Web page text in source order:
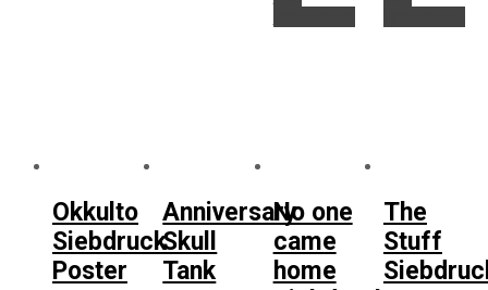
Okkulto
Siebdruck
Poster
Anniversary
Skull
Tank
No one
came
home
The
Stuff